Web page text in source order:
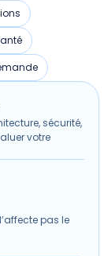
sécurité,
votre
pas le